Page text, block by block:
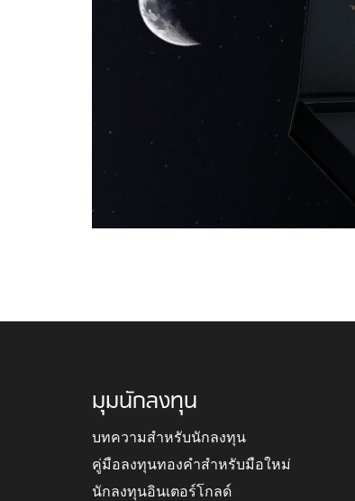
มุมนักลงทุน
บทความสำหรับนักลงทุน
คู่มือลงทุนทองคำสำหรับมือใหม่
นักลงทุนอินเตอร์โกลด์